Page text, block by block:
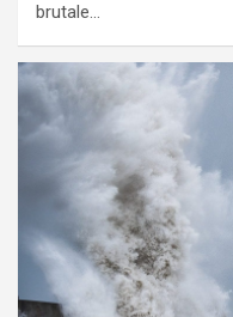
brutale…